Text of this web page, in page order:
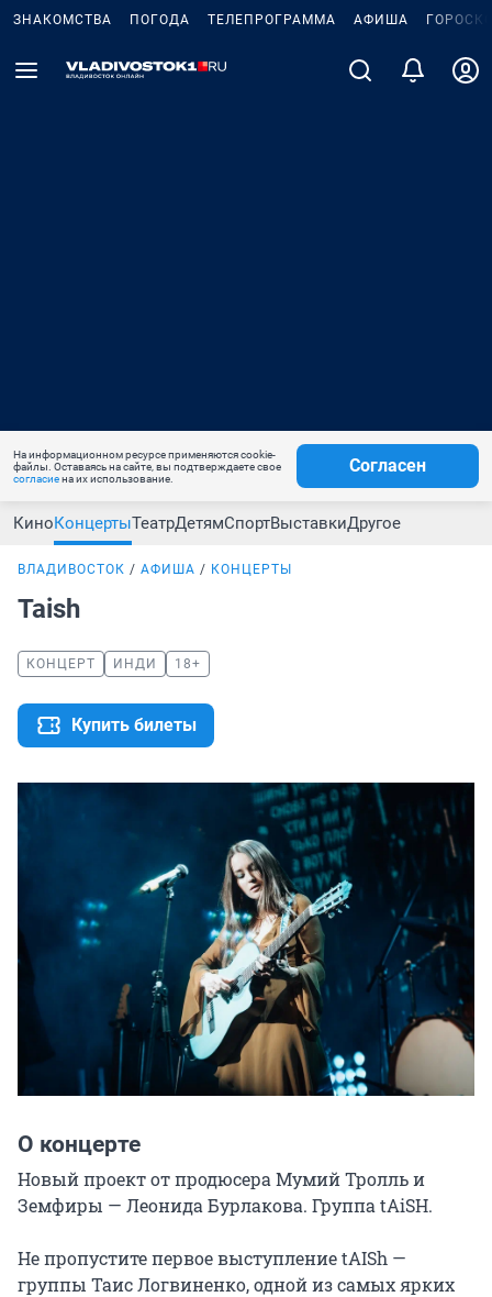
ЗНАКОМСТВА ПОГОДА ТЕЛЕПРОГРАММА АФИША
На информационном ресурсе применяются cookie-
файлы. Оставаясь на сайте, вы подтверждаете свое
согласиена их использование.
Согласен
КиноКонцертыТеатрДетямСпортВыставкиДругое
ВЛАДИВОСТОК АФИША КОНЦЕРТЫ
Taish
КОНЦЕРТ ИНДИ 18+
Купить билеты
О концерте
Новый проект от продюсера Мумий Тролль и
Земфиры — Леонида Бурлакова. Группа tAiSH.
Не пропустите первое выступление tAISh —
группы Таис Логвиненко, одной из самых ярких